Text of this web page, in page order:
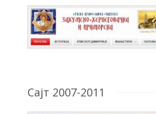
Сајт 2007-2011